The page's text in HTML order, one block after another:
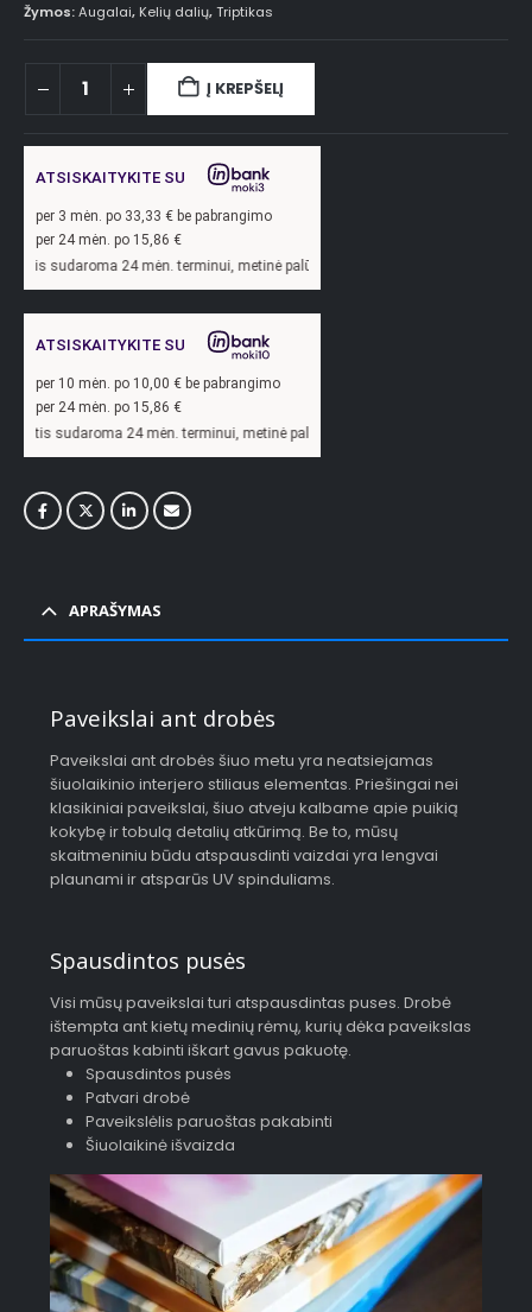
Žymos:Augalai, Kelių dalių,Triptikas
Į KREPŠELĮ
ATSISKAITYKITE SU
per 3 mėn. po 33,33 € be pabrangimo
per 24 mėn. po 15,86 €
24 mėn. terminui, metinė palūkanų norma – 13,9
ATSISKAITYKITE SU
per 10 mėn. po 10,00 € be pabrangimo
per 24 mėn. po 15,86 €
24 mėn. terminui, metinė palūkanų norma –
APRAŠYMAS
Paveikslai ant drobės
Paveikslai ant drobės šiuo metu yra neatsiejamas
šiuolaikinio interjero stiliaus elementas. Priešingai nei
klasikiniai paveikslai, šiuo atveju kalbame apie puikią
kokybę ir tobulą detalių atkūrimą. Be to, mūsų
skaitmeniniu būdu atspausdinti vaizdai yra lengvai
plaunami ir atsparūs UV spinduliams.
Spausdintos pusės
Visi mūsų paveikslai turi atspausdintas puses. Drobė
ištempta ant kietų medinių rėmų, kurių dėka paveikslas
paruoštas kabinti iškart gavus pakuotę.
Spausdintos pusės
Patvari drobė
Paveikslėlis paruoštas pakabinti
Šiuolaikinė išvaizda